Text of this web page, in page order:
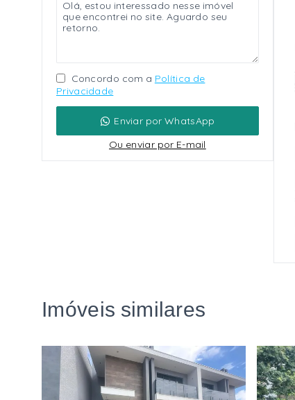
Concordo com a Política de
Privacidade
Enviar por WhatsApp
Ou enviar por E-mail
Imóveis similares